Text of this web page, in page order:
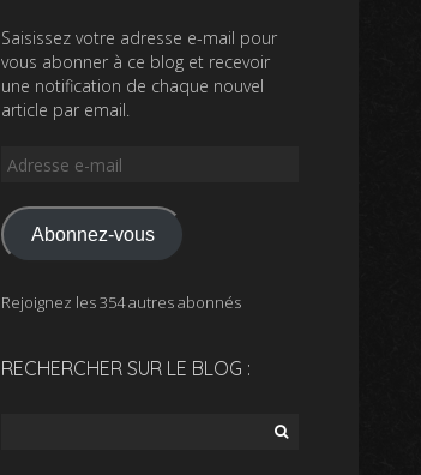
Saisissez votre adresse e-mail pour
vous abonner à ce blog et recevoir
une notification de chaque nouvel
article par email.
Adresse
mail
Abonnez-vous
Rejoignez les 354 autres abonnés
RECHERCHER SUR LE BLOG :